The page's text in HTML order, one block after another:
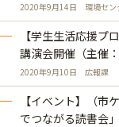
2020年9月14日 環境セン
【学生生活応援プ
講演会開催（主催
2020年9月10日 広報課
【イベント】（市
でつながる読書会